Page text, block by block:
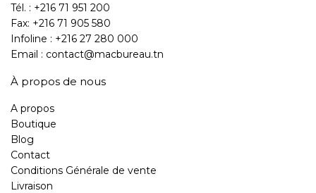
Tél. : +216 71 951 200
Fax: +216 71 905 580
Infoline : +216 27 280 000
Email : contact@macbureau.tn
À propos de nous
A propos
Boutique
Blog
Contact
Conditions Générale de vente
Livraison